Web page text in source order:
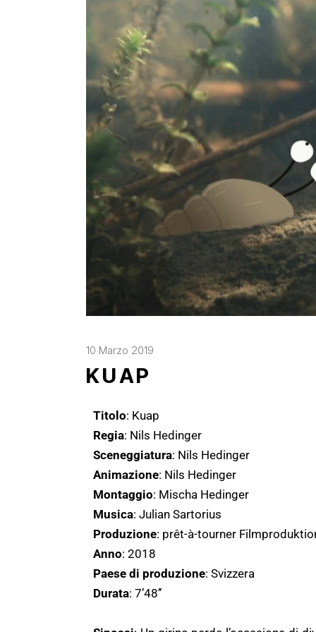
10 Marzo 2019
KUAP
Titolo: Kuap
Regia: Nils Hedinger
Sceneggiatura: Nils Hedinger
Animazione: Nils Hedinger
Montaggio: Mischa Hedinger
Musica: Julian Sartorius
Produzione: prêt-à-tourner
Anno: 2018
Paese di produzione: Svizzera
Durata: 7’48’’